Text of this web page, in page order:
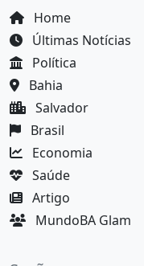
Home
Últimas Notícias
Política
Bahia
Salvador
Brasil
Economia
Saúde
Artigo
MundoBA Glam